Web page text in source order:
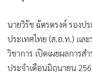
• Motoring
เกม
วิทยาศาสตร์
• SMEs
• หุ้น
นายวิรัช ฉัตรดรงค์ รองป
ประเทศไทย (ส.อ.ท.) แล
วิชาการ เปิดเผยผลการ
ประจำเดือนมิถุนายน